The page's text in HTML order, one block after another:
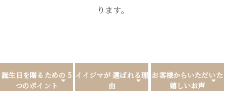
ります。
誕生日を贈るための 5
つのポイント
イイジマが選ばれる理
由
お客様からいただいた
嬉しいお声